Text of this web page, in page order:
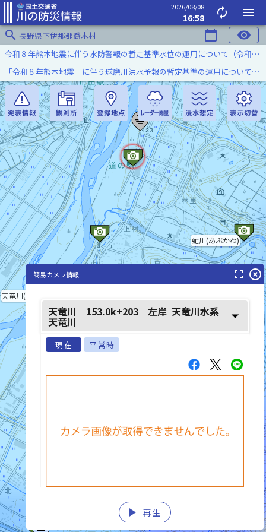
2026/08/08
16:58 autorenew
menu
search 長野県下伊那郡喬木村 calendar_today visibility
天竜川(てんりゆうがわ)
虻川(あぶかわ)
令和８年熊本地震に伴う水防警報の暫定基準水位の運用について（令和８年８月７日）
「令和８年熊本地震」に伴う球磨川洪水予報の暫定基準の運用について（令和８年８月５日）
簡易カメラ情報 fullscreen highlight_off
天竜川 153.0k+203 左岸 天竜川水系
天竜川 arrow_drop_down
現在 平常時
play_arrow 再生